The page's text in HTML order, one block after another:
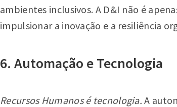
ambientes inclusivos. A D&I não é
impulsionar a inovação e a resiliência
6. Automação e Tecnologia
Recursos Humanos é tecnologia. A